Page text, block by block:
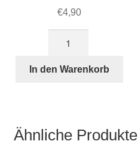
€4,90
für
In den Warenkorb
Ähnliche Produkte